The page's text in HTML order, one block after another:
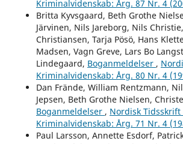
Kriminalvidenskab: Årg. 87 Nr. 4
Britta Kyvsgaard, Beth Grothe
Järvinen, Nils Jareborg, Nils
Christiansen, Tarja Pösö, Hans
Madsen, Vagn Greve, Lars Bo
Lindegaard, Boganmeldelser ,
Kriminalvidenskab: Årg. 80 Nr. 4
Dan Frände, William Rentzmann,
Jepsen, Beth Grothe Nielsen,
Boganmeldelser , Nordisk
Kriminalvidenskab: Årg. 71 Nr. 4
Paul Larsson, Annette Esdorf,